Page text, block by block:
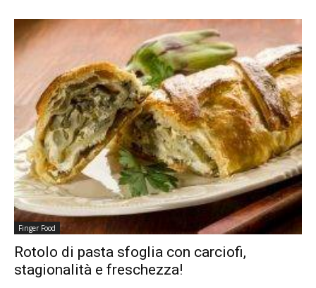
Finger Food
Rotolo di pasta sfoglia con carciofi,
stagionalità e freschezza!